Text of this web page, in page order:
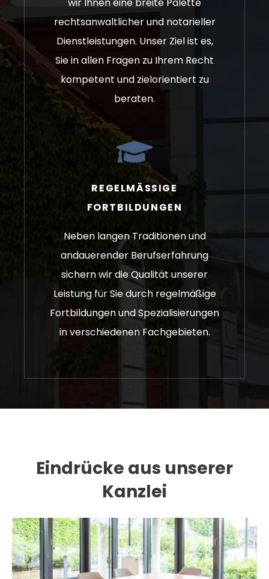
wir Ihnen eine breite Palette
rechtsanwaltlicher und notarieller
Dienstleistungen. Unser Ziel ist es,
Sie in allen Fragen zu Ihrem Recht
kompetent und zielorientiert zu
beraten.
REGELMÄSSIGE F
ORTBILDUNGEN
Neben langen Traditionen und
andauerender Berufserfahrung
sichern wir die Qualität unserer
Leistung für Sie durch regelmäßige
Fortbildungen und Spezialisierungen
in verschiedenen Fachgebieten.
Eindrücke aus unserer
Kanzlei